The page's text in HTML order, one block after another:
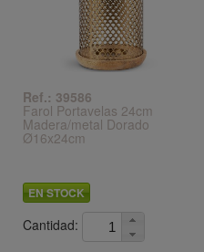
Ref.: 39586
Farol Portavelas 24cm
Madera/metal Dorado
Ø16x24cm
EN STOCK
Cantidad: